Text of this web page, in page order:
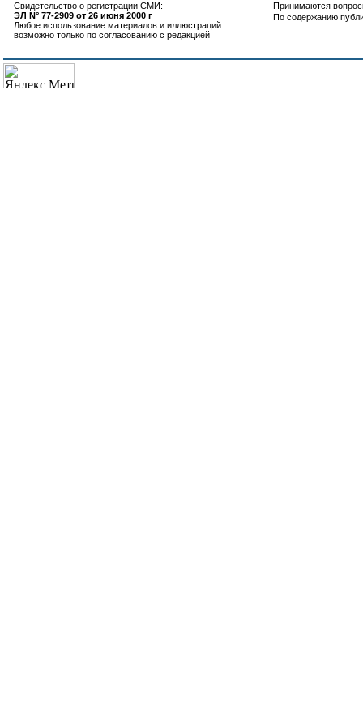
Свидетельство о регистрации СМИ:
ЭЛ N° 77-2909 от 26 июня 2000 г
Любое использование материалов и иллюстраций
возможно только по согласованию с редакцией
Принимаются
По содержанию